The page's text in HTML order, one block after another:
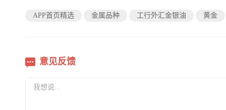
APP首页精选 金属品种 工行外汇金银油 黄金
意见反馈